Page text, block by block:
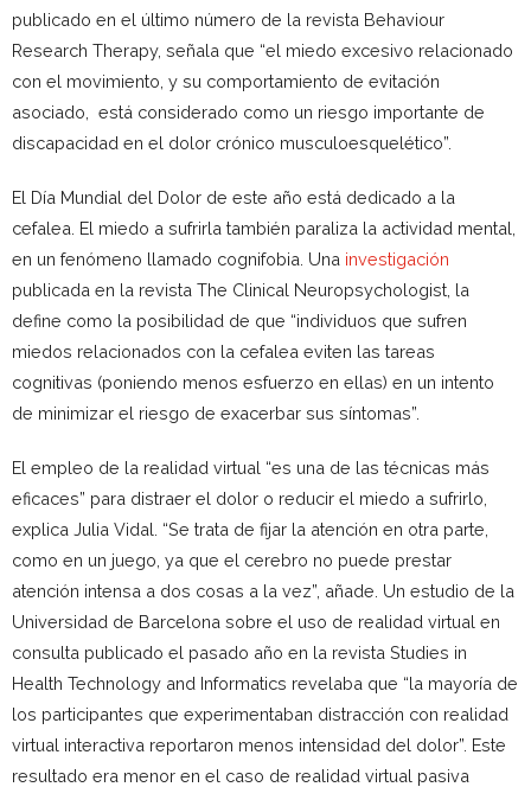
publicado en el último número de la revista Behaviour
Research Therapy, señala que “el miedo excesivo relacionado
con el movimiento, y su comportamiento de evitación
asociado, está considerado como un riesgo importante de
discapacidad en el dolor crónico musculoesquelético”.
El Día Mundial del Dolor de este año está dedicado a la
cefalea. El miedo a sufrirla también paraliza la actividad mental,
en un fenómeno llamado cognifobia. Una investigación
publicada en la revista The Clinical Neuropsychologist, la
define como la posibilidad de que “individuos que sufren
miedos relacionados con la cefalea eviten las tareas
cognitivas (poniendo menos esfuerzo en ellas) en un intento
de minimizar el riesgo de exacerbar sus síntomas”.
El empleo de la realidad virtual “es una de las técnicas más
eficaces” para distraer el dolor o reducir el miedo a sufrirlo,
explica Julia Vidal. “Se trata de fijar la atención en otra parte,
como en un juego, ya que el cerebro no puede prestar
atención intensa a dos cosas a la vez”, añade. Un estudio de la
Universidad de Barcelona sobre el uso de realidad virtual en
consulta publicado el pasado año en la revista Studies in
Health Technology and Informatics revelaba que “la mayoría de
los participantes que experimentaban distracción con realidad
virtual interactiva reportaron menos intensidad del dolor”. Este
resultado era menor en el caso de realidad virtual pasiva